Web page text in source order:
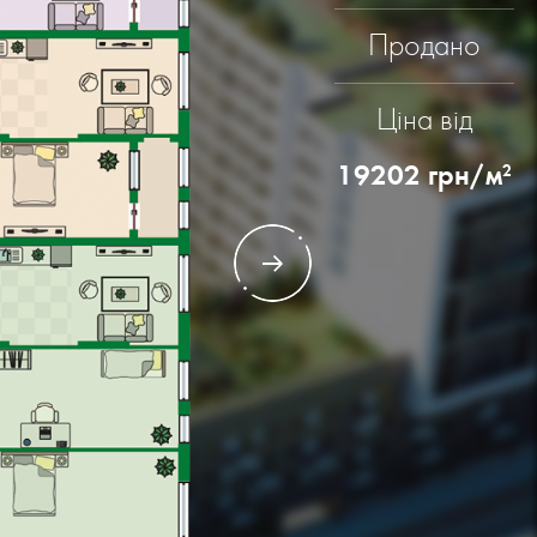
Продано
Ціна від
19202грн/м2
1
-56.65 М2
-
2
-87.97 М2
-